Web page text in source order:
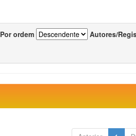
Por ordem Autores/